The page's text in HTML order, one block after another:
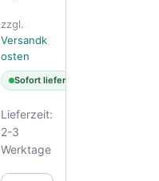
zzgl.
Versandk
osten
Sofort lieferbar
Lieferzeit:
2-3
Werktage